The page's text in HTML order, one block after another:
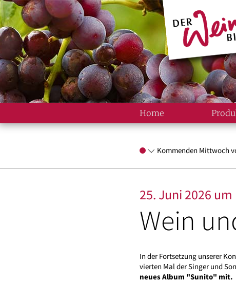
Home
Kommenden Mittwoch
25. Juni 2026
Wein
In der Fortsetzung unserer
vierten Mal der Singer und
neues Album "Sunito" mit.